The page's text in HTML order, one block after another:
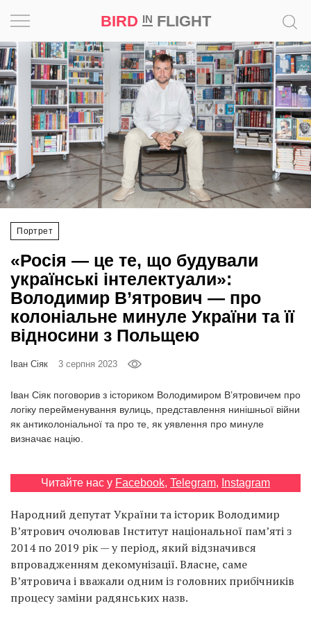
BIRD INFLIGHT
Портрет
«Росія — це те, що будували
українські інтелектуали»:
Володимир В’ятрович — про
колоніальне минуле України та її
відносини з Польщею
Іван Сіяк 3 серпня 2023
Іван Сіяк поговорив з істориком Володимиром В’ятровичем про
логіку перейменування вулиць, представлення нинішньої війни
як антиколоніальної та про те, як уявлення про минуле
визначає націю.
Читайте нас у Facebook, Telegram, Instagram
Народний депутат України та історик Володимир
В’ятрович очолював Інститут національної пам’яті з
2014 по 2019 рік — у період, який відзначився
впровадженням декомунізації. Власне, саме
В’ятровича і вважали одним із головних прибічників
процесу заміни радянських назв.